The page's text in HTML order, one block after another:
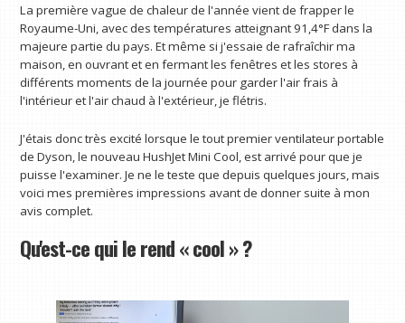
La première vague de chaleur de l'année vient de frapper le
Royaume-Uni, avec des températures atteignant 91,4°F dans la
majeure partie du pays. Et même si j'essaie de rafraîchir ma
maison, en ouvrant et en fermant les fenêtres et les stores à
différents moments de la journée pour garder l'air frais à
l'intérieur et l'air chaud à l'extérieur, je flétris.
J'étais donc très excité lorsque le tout premier ventilateur portable
de Dyson, le nouveau HushJet Mini Cool, est arrivé pour que je
puisse l'examiner. Je ne le teste que depuis quelques jours, mais
voici mes premières impressions avant de donner suite à mon
avis complet.
Qu'est-ce qui le rend « cool » ?